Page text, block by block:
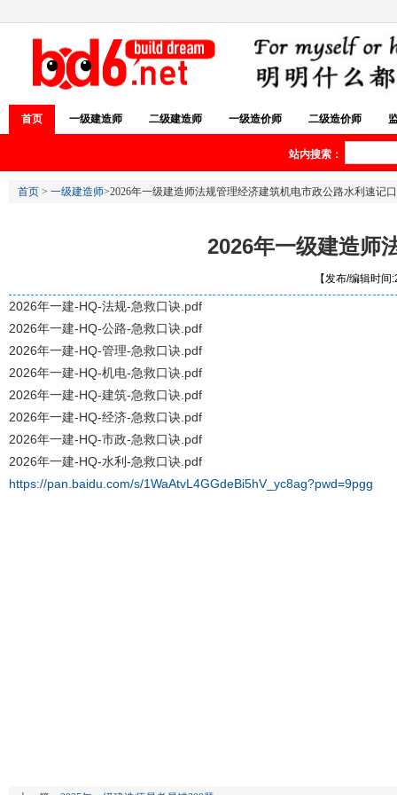
首页 一级建造师 二级建造师 一级造价师 二级造价师
站内搜索：
首页 > 一级建造师>2026年一级建造师法规管理经济建筑机电市政公路水利速记
2026年一级建造师
【发布/编辑时
2026年一建-HQ-法规-急救口诀.pdf
2026年一建-HQ-公路-急救口诀.pdf
2026年一建-HQ-管理-急救口诀.pdf
2026年一建-HQ-机电-急救口诀.pdf
2026年一建-HQ-建筑-急救口诀.pdf
2026年一建-HQ-经济-急救口诀.pdf
2026年一建-HQ-市政-急救口诀.pdf
2026年一建-HQ-水利-急救口诀.pdf
https://pan.baidu.com/s/1WaAtvL4GGdeBi5hV_yc8ag?pwd=9pgg